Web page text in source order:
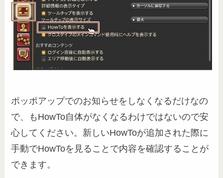
ポッポアップでのお知らせをしなくなるだけなの
で、もHowTo自体がなくなるわけではないので安
心してください。新しいHowToが追加された際に
手動でHowToを見ることで内容を確認することが
できます。